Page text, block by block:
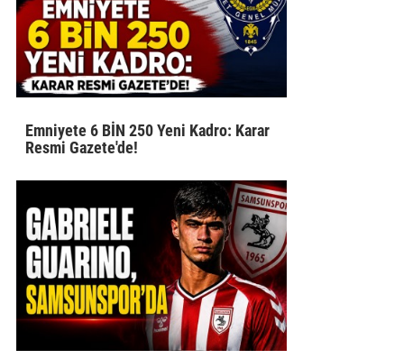
Emniyete 6 BİN 250 Yeni Kadro: Karar
Resmi Gazete'de!